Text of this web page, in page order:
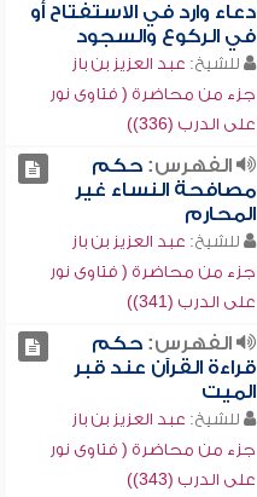
دعاء وارد في الاستفتاح أو
في الركوع والسجود
للشيخ: عبد العزيز بن باز
جزء من محاضرة ( فتاوى نور
على الدرب (336))
الفهرس:حكم
مصافحة النساء غير
المحارم
للشيخ: عبد العزيز بن باز
جزء من محاضرة ( فتاوى نور
على الدرب (341))
الفهرس:حكم
قراءة القرآن عند قبر
الميت
للشيخ: عبد العزيز بن باز
جزء من محاضرة ( فتاوى نور
على الدرب (343))